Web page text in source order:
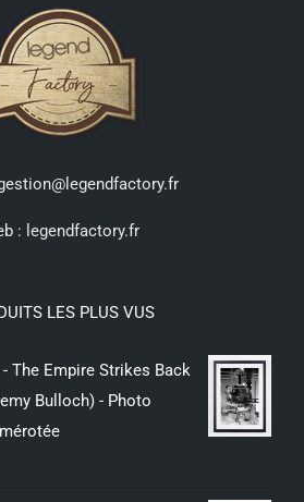
: legendfactory.fr
LES PLUS VUS
The Empire Strikes Back
Bulloch) - Photo